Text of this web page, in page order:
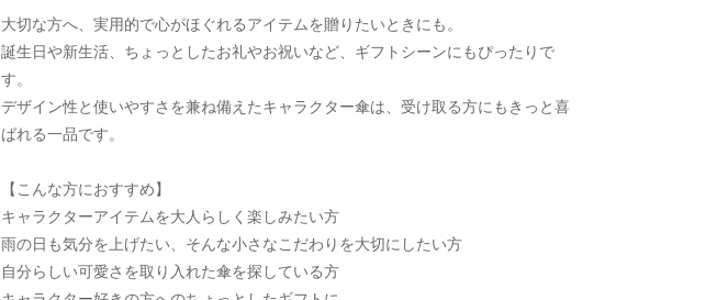
大切な方へ、実用的で心がほぐれるアイテムを贈りたいときにも。
誕生日や新生活、ちょっとしたお礼やお祝いなど、ギフトシーンにもぴったりで
す。
デザイン性と使いやすさを兼ね備えたキャラクター傘は、受け取る方にもきっと喜
ばれる一品です。
【こんな方におすすめ】
キャラクターアイテムを大人らしく楽しみたい方
雨の日も気分を上げたい、そんな小さなこだわりを大切にしたい方
自分らしい可愛さを取り入れた傘を探している方